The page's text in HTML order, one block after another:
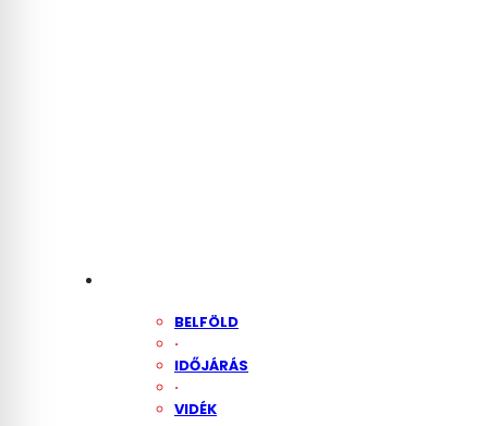
BELFÖLD
·
IDŐJÁRÁS
·
VIDÉK